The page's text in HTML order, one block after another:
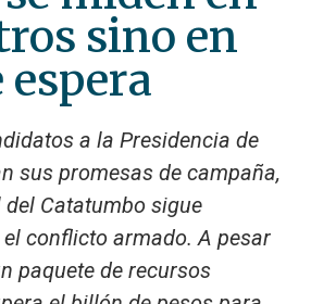
sino en
espera
a la Presidencia de
sus promesas de campaña,
Catatumbo sigue
conflicto armado. A pesar
paquete de recursos